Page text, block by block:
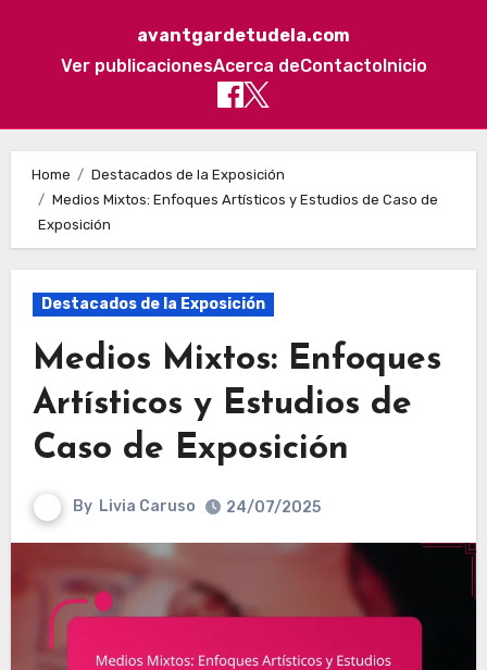
avantgardetudela.com
Ver publicacionesAcerca deContacto Inicio
Home
Destacados de la Exposición
Medios Mixtos: Enfoques Artísticos y Estudios de Caso de
Exposición
Destacados de la Exposición
Medios Mixtos: Enfoques
Artísticos y Estudios de
Caso de Exposición
By Livia Caruso 24/07/2025